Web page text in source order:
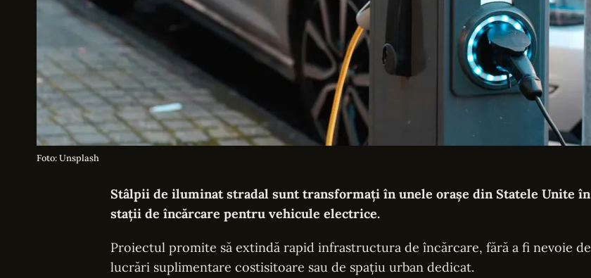
Foto: Unsplash
Stâlpii de iluminat stradal sunt transformați în unele orașe din Statele Unite în
stații de încărcare pentru vehicule electrice.
Proiectul promite să extindă rapid infrastructura de încărcare, fără a fi nevoie de
lucrări suplimentare costisitoare sau de spațiu urban dedicat.